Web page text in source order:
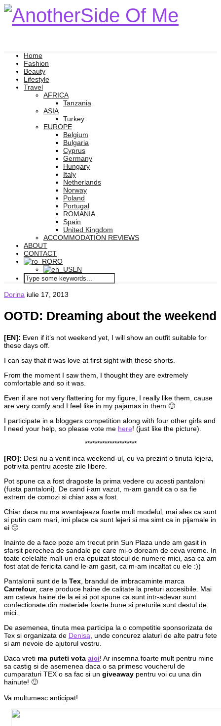
Home
Fashion
Beauty
Lifestyle
Travel
AFRICA
Tanzania
ASIA
Turkey
EUROPE
Belgium
Bulgaria
Cyprus
Germany
Hungary
Italy
Netherlands
Norway
Poland
Portugal
ROMANIA
Spain
United Kingdom
ACCOMMODATION REVIEWS
ABOUT
CONTACT
RO
EN
Dorina iulie 17, 2013
OOTD: Dreaming about the weekend
[EN]: Even if it’s not weekend yet, I will show an outfit suitable for
these days off.
I can say that it was love at first sight with these shorts.
From the moment I saw them, I thought they are extremely
comfortable and so it was.
Even if are not very flattering for my figure, I really like them, cause
are very comfy and I feel like in my pajamas in them 🙂
I participate in a bloggers competition along with four other girls and
I need your help, so please vote me here! (just like the picture).
*********************
[RO]: Desi nu a venit inca weekend-ul, eu va prezint o tinuta lejera,
potrivita pentru aceste zile libere.
Pot spune ca a fost dragoste la prima vedere cu acesti pantaloni
(fusta pantaloni). De cand i-am vazut, m-am gandit ca o sa fie
extrem de comozi si chiar asa a fost.
Chiar daca nu ma avantajeaza foarte mult modelul, mai ales ca sunt
si putin cam mari, imi place ca sunt lejeri si ma simt ca in pijamale in
ei 🙂
Inainte de a face poze am trecut prin Sun Plaza unde am gasit in
sfarsit perechea de sandale pe care mi-o doream de ceva vreme. In
toate celelalte mall-uri era epuizat stocul de numere mici, asa ca am
fost atat de fericita cand le-am gasit, ca m-am incaltat cu ele :))
Pantalonii sunt de la Tex , brandul de imbracaminte marca
Carrefour, care produce haine de calitate la preturi accesibile. Mai
am cateva haine de la ei si pot spune ca sunt intr-adevar sunt
confectionate din materiale foarte bune si preturile sunt destul de
mici.
De asemenea, tinuta mea participa la o competitie sponsorizata de
Tex si organizata de Denisa , unde concurez alaturi de alte patru fete
si am nevoie de ajutorul vostru.
Daca vreti ma puteti vota aici! Ar insemna foarte mult pentru mine
sa castig si de asemenea daca o sa primesc voucherul de
cumparaturi TEX o sa fac si un giveaway pentru voi cu una din
hainute! 🙂
Va multumesc anticipat!